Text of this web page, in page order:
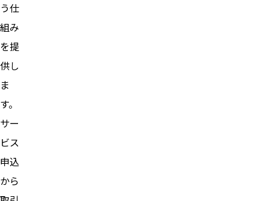
う仕
組み
を提
供し
ま
す。
サー
ビス
申込
から